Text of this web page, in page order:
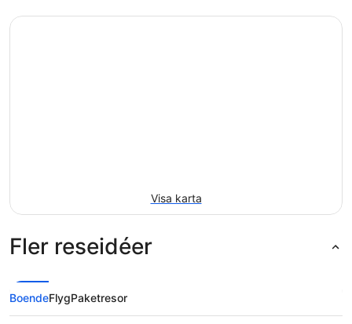
Visa karta
Fler reseidéer
BoendeFlygPaketresor